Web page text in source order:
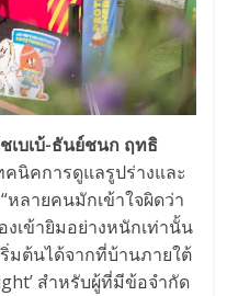
เบเบ้-ธันย์ชนก ฤทธิ
คนิคการดูแลรูปร่างและ
หลายคนมักเข้าใจผิดว่า
งเข้ายิมอย่างหนักเท่านั้น
มต้นได้จากที่บ้านภายใต้
สำหรับผู้ที่มีข้อจำกัด